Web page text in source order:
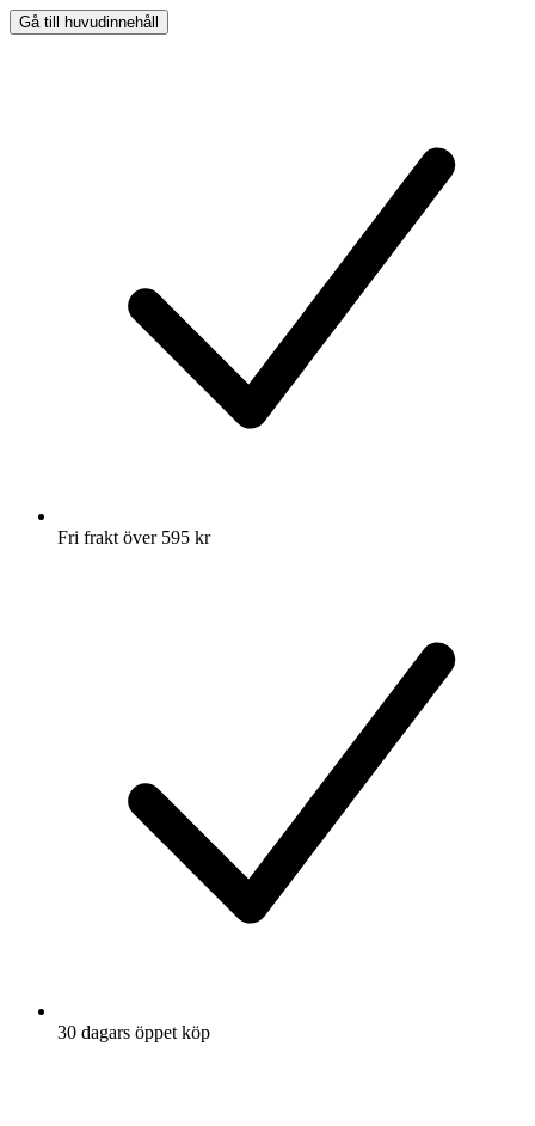
Gå till huvudinnehåll
Fri frakt över 595 kr
30 dagars öppet köp